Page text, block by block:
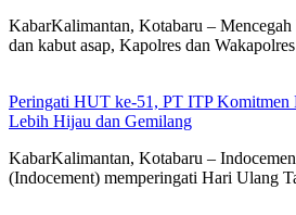
KabarKalimantan, Kotabaru – Mencegah
dan kabut asap, Kapolres dan
Peringati HUT ke-51, PT ITP Komitmen
Lebih Hijau dan Gemilang
KabarKalimantan, Kotabaru –
(Indocement) memperingati Hari Ulang